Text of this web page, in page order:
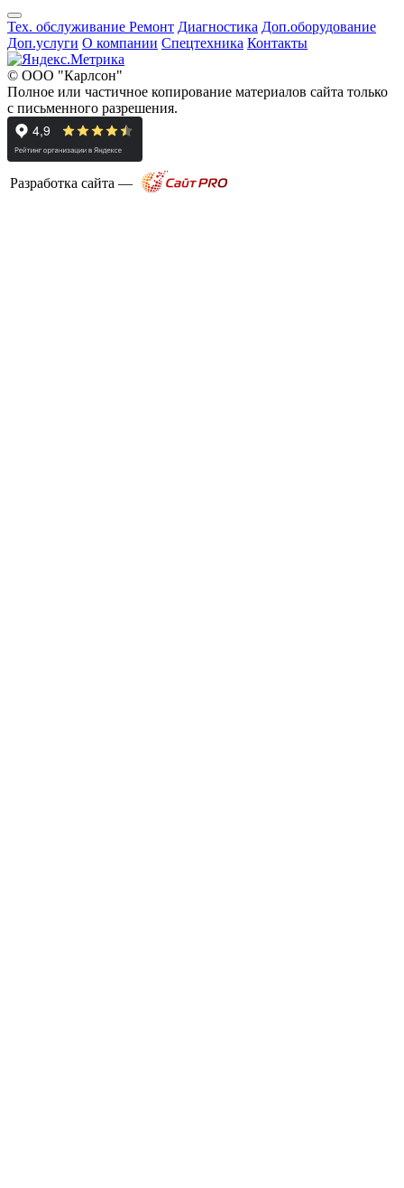
Тех. обслуживание Ремонт Диагностика Доп.оборудование
Доп.услуги О компании Спецтехника Контакты
© ООО "Карлсон"
Полное или частичное копирование материалов сайта только
с письменного разрешения.
Разработка сайта —